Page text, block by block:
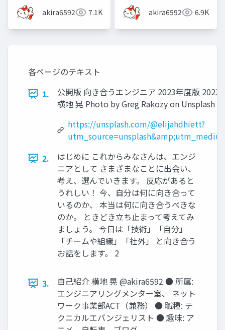
akira6592 7.1K akira6592 6.9K
各ページのテキスト
1.
公開版 向き合うエンジニア 2023年度版
横地 晃 Photo by Greg Rakozy on Unsplash 1
https://unsplash.com/@elijahdhiett?
2.
はじめに これからみなさんは、エンジ
ニアとして さまざまなことに出会い、
考え、選んでいきます。 反応があると
うれしい！ 今、自分は何に向き合って
いるのか、 本当は何に向き合うべきな
のか。 ときどき立ち止まって考えてみ
ましょう。 今日は「技術」「自分」
「チームや組織」「社外」 と向き合う
お話をします。 2
3.
自己紹介 横地 晃 @akira6592 ● 所属:
エンジニアリングメンター室、 ネット
ワーク事業部ACT（兼務） ● 職種: テ
クニカルエバンジェリスト ● 趣味: ア